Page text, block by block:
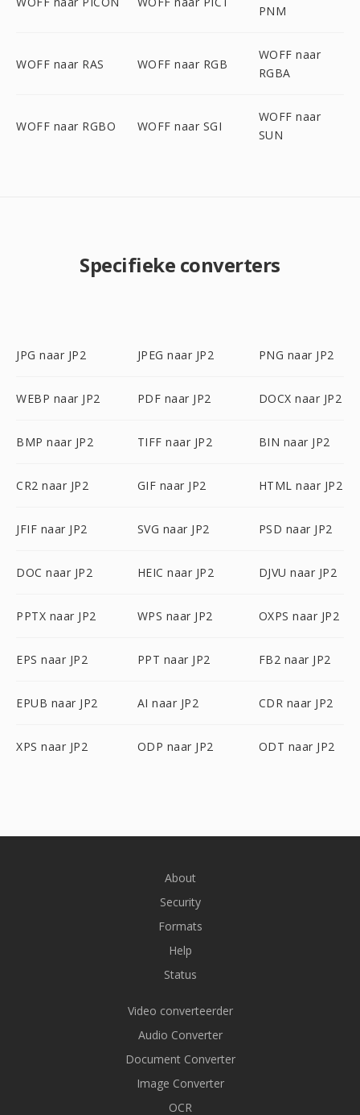
PNM
WOFF naar RAS WOFF naar RGB
WOFF naar
RGBA
WOFF naar RGBO WOFF naar SGI
WOFF naar
SUN
Specifieke converters
JPG naar JP2 JPEG naar JP2 PNG naar JP2
WEBP naar JP2 PDF naar JP2 DOCX naar JP2
BMP naar JP2 TIFF naar JP2 BIN naar JP2
CR2 naar JP2 GIF naar JP2 HTML naar JP2
JFIF naar JP2 SVG naar JP2 PSD naar JP2
DOC naar JP2 HEIC naar JP2 DJVU naar JP2
PPTX naar JP2 WPS naar JP2 OXPS naar JP2
EPS naar JP2 PPT naar JP2 FB2 naar JP2
EPUB naar JP2 AI naar JP2 CDR naar JP2
XPS naar JP2 ODP naar JP2 ODT naar JP2
About
Security
Formats
Help
Status
Video converteerder
Audio Converter
Document Converter
Image Converter
OCR